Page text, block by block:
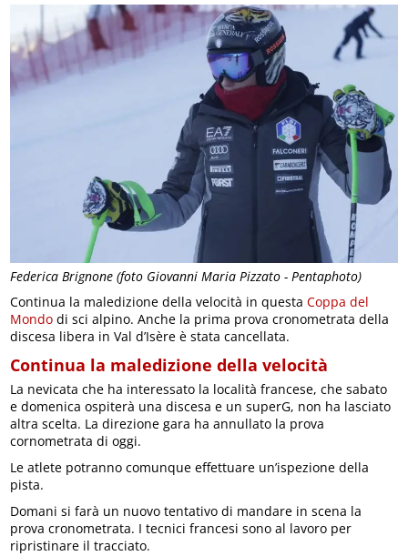
Federica Brignone (foto Giovanni Maria Pizzato - Pentaphoto)
Continua la maledizione della velocità in questa Coppa del
Mondo di sci alpino. Anche la prima prova cronometrata della
discesa libera in Val d’Isère è stata cancellata.
Continua la maledizione della velocità
La nevicata che ha interessato la località francese, che sabato
e domenica ospiterà una discesa e un superG, non ha lasciato
altra scelta. La direzione gara ha annullato la prova
cornometrata di oggi.
Le atlete potranno comunque effettuare un’ispezione della
pista.
Domani si farà un nuovo tentativo di mandare in scena la
prova cronometrata. I tecnici francesi sono al lavoro per
ripristinare il tracciato.